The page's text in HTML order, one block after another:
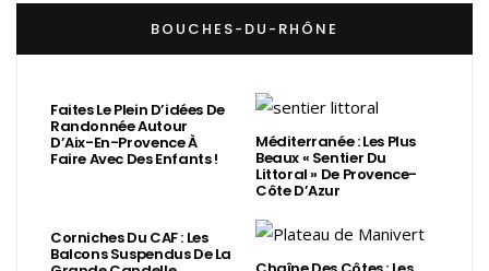
BOUCHES-DU-RHÔNE
Faites Le Plein D’idées De
Randonnée Autour
D’Aix-En-Provence À
Faire Avec Des Enfants !
Méditerranée : Les Plus
Beaux « Sentier Du
Littoral » De Provence-
Côte D’Azur
Corniches Du CAF : Les
Balcons Suspendus De La